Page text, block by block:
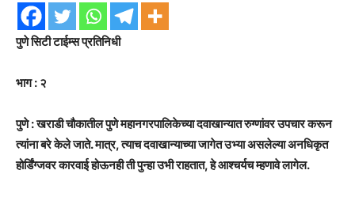
पुणे सिटी टाईम्स प्रतिनिधी
भाग : २
पुणे : खराडी चौकातील पुणे महानगरपालिकेच्या दवाखान्यात रुग्णांवर उपचार करून
त्यांना बरे केले जाते. मात्र, त्याच दवाखान्याच्या जागेत उभ्या असलेल्या अनधिकृत
होर्डिंग्जवर कारवाई होऊनही ती पुन्हा उभी राहतात, हे आश्चर्यच म्हणावे लागेल.